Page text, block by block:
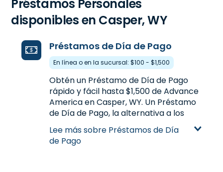
Préstamos Personales
disponibles en Casper, WY
Préstamos de Día de Pago
En línea o en la sucursal: $100 - $1,500
Obtén un Préstamo de Día de Pago
rápido y fácil hasta $1,500 de Advance
America en Casper, WY. Un Préstamo
de Día de Pago, la alternativa a los
Préstamos a Plazos y los Préstamos
Sobre Tu Auto, es una manera de
obtener dinero extra cuando más lo
Lee más sobre Préstamos de Día
de Pago